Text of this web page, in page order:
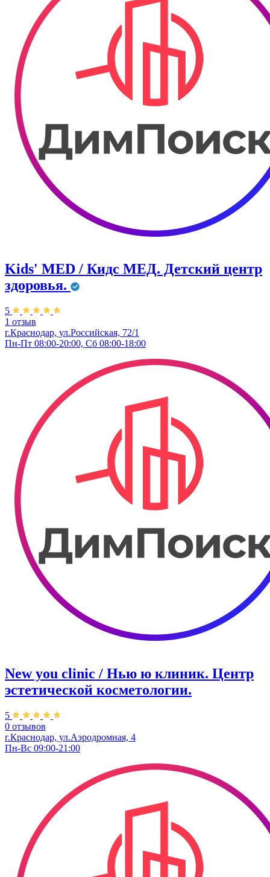
Kids' MED / Кидс МЕД. Детский центр
здоровья.
5
1 отзыв
г.Краснодар, ул.Российская, 72/1
Пн-Пт 08:00-20:00, Сб 08:00-18:00
New you clinic / Нью ю клиник. ​Центр
эстетической косметологии.
5
0 отзывов
г.Краснодар, ул.Аэродромная, 4
Пн-Вс 09:00-21:00